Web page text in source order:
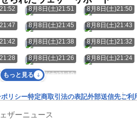
8月8日(土)21:51 8月8日(土)21:50
8月8日(土)21:45 8月8日(土)21:43
8月8日(土)21:38 8月8日(土)21:32
8月8日(土)21:26 8月8日(土)21:24
8月8日(土)21:19
もっと見る
リシー特定商取引法の表記外部送信先ご利
ザーニュース